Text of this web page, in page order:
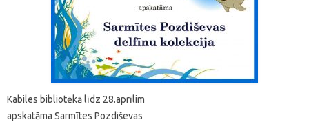
Kabiles bibliotēkā līdz 28.aprīlim
apskatāma Sarmītes Pozdiševas